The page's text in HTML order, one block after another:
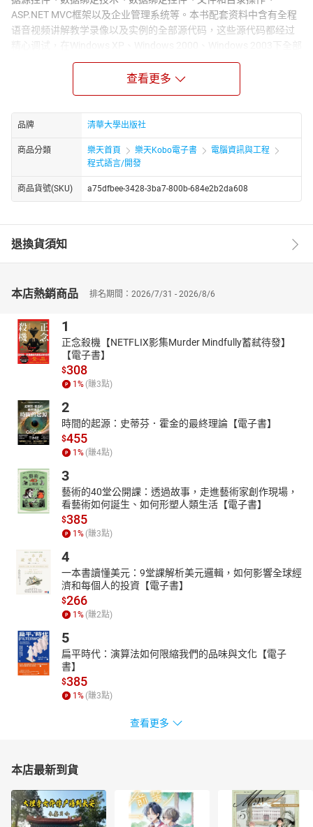
ASP.NET MVC框架以及企业管理系统等。本书配套资料中含有全程
语音视频讲解教学录像以及实例的全部源代码，这些源代码都经过
精心调试，在Windows XP、Windows 2000、Windows 2003下全部
本书读者对象可以是ASP.NET的初学者，也可以作为非计算机专业
学生学习的参考资料，还可以供专门从事ASP.NET的开发人员等阅
查看更多
品牌 清華大學出版社
商品分類 樂天首頁 樂天Kobo電子書
電腦資訊與工程
程式語言/開發
商品貨號(SKU) a75dfbee-3428-3ba7-800b-684e2b2da608
退換貨須知
本店熱銷商品 排名期間：2026/7/31 - 2026/8/6
1
正念殺機【NETFLIX影集Murder Mindfully蓄弒待發】
【電子書】
$308
1 % (賺3點)
2
時間的起源：史蒂芬．霍金的最終理論【電子書】
$455
1 % (賺4點)
3
藝術的40堂公開課：透過故事，走進藝術家創作現場，
看藝術如何誕生、如何形塑人類生活【電子書】
$385
1 % (賺3點)
4
一本書讀懂美元：9堂課解析美元邏輯，如何影響全球經
濟和每個人的投資【電子書】
$266
1 % (賺2點)
5
扁平時代：演算法如何限縮我們的品味與文化【電子
書】
$385
1 % (賺3點)
查看更多
本店最新到貨